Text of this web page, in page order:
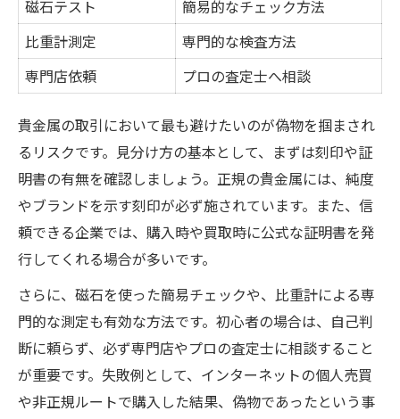
磁石テスト
簡易的なチェック方法
比重計測定
専門的な検査方法
専門店依頼
プロの査定士へ相談
貴金属の取引において最も避けたいのが偽物を掴まされ
るリスクです。見分け方の基本として、まずは刻印や証
明書の有無を確認しましょう。正規の貴金属には、純度
やブランドを示す刻印が必ず施されています。また、信
頼できる企業では、購入時や買取時に公式な証明書を発
行してくれる場合が多いです。
さらに、磁石を使った簡易チェックや、比重計による専
門的な測定も有効な方法です。初心者の場合は、自己判
断に頼らず、必ず専門店やプロの査定士に相談すること
が重要です。失敗例として、インターネットの個人売買
や非正規ルートで購入した結果、偽物であったという事